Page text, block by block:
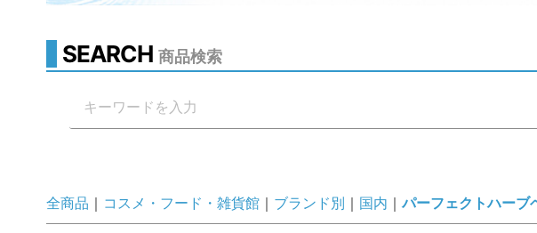
SEARCH 商品検索
全商品 コスメ・フード・雑貨館 ブランド別 国内 パーフェクトハーブ